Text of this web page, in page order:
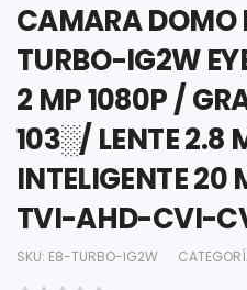
CAMARA DOMO
TURBO-IG2W
2 MP 1080P /
103░/ LENTE 2.8
INTELIGENTE 20
TVI-AHD-CVI-
SKU: E8-TURBO-IG2W